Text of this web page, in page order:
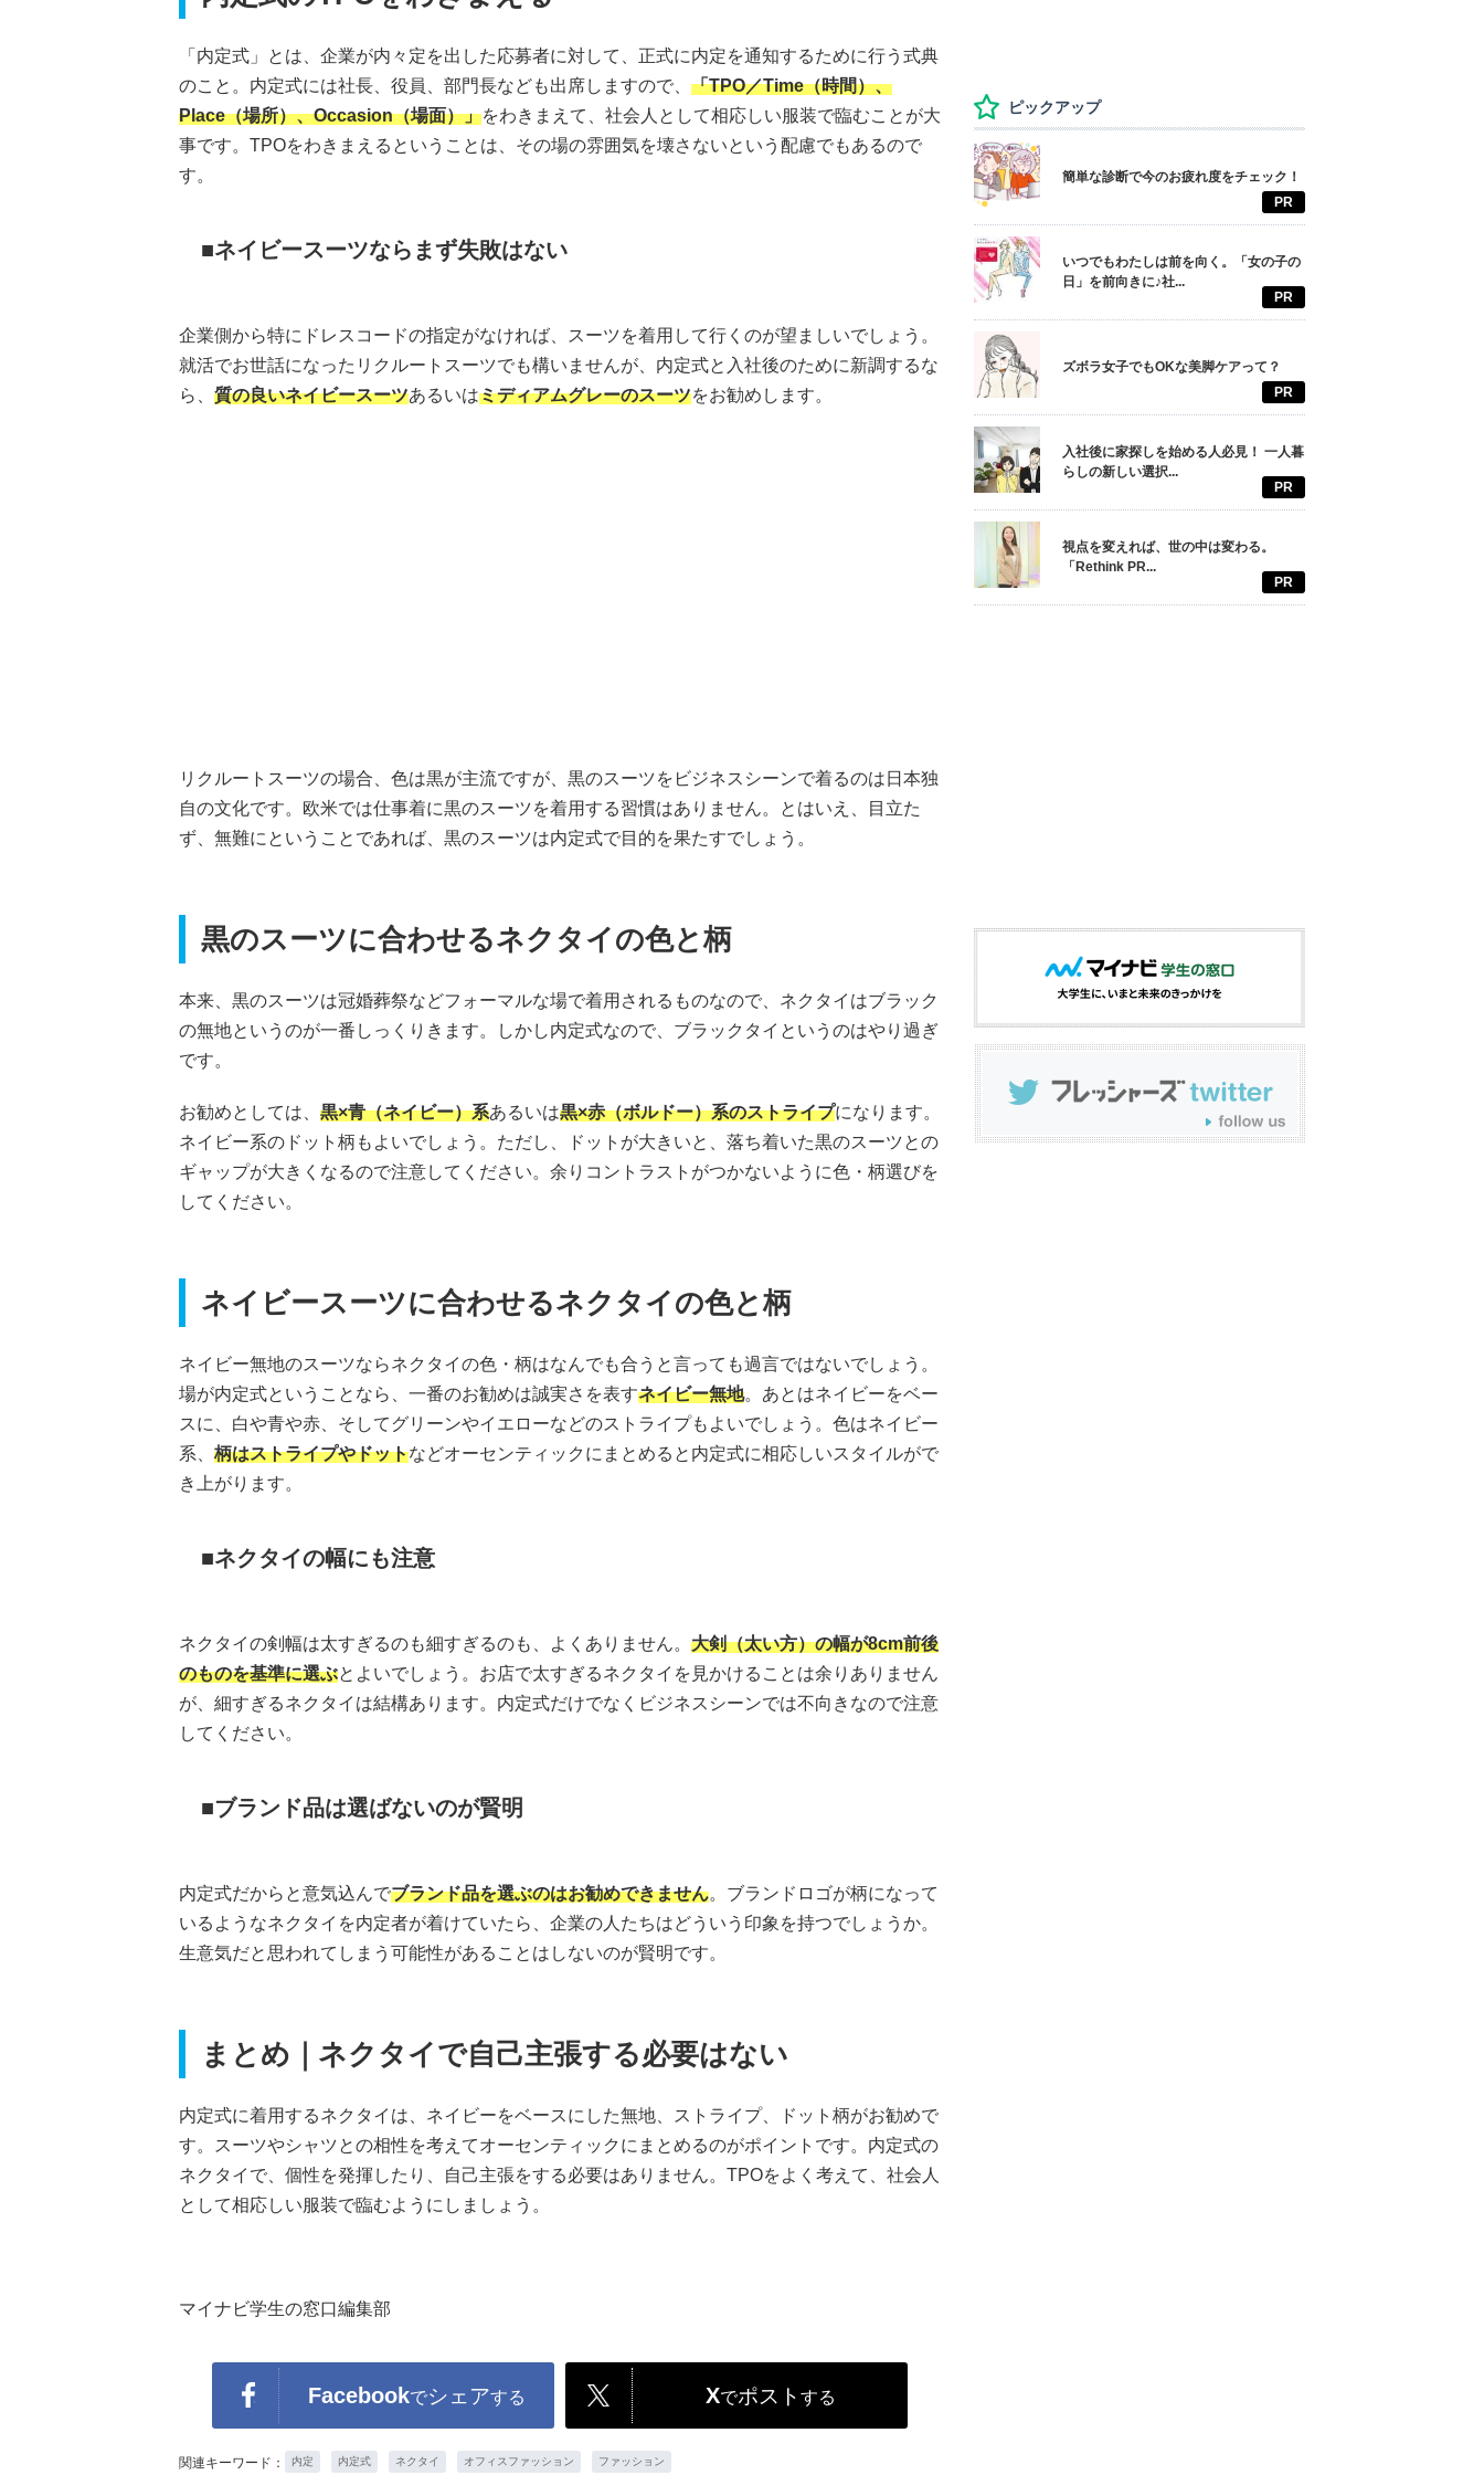
「内定式」とは、企業が内々定を出した応募者に対して、正式に内定を通知するために行う式典
のこと。内定式には社長、役員、部門長なども出席しますので、 「TPO／Time（時間）、
Place（場所）、Occasion（場面）」をわきまえて、社会人として相応しい服装で臨むことが大
事です。TPOをわきまえるということは、その場の雰囲気を壊さないという配慮でもあるので
す。
ネイビースーツならまず失敗はない
企業側から特にドレスコードの指定がなければ、スーツを着用して行くのが望ましいでしょう。
就活でお世話になったリクルートスーツでも構いませんが、内定式と入社後のために新調するな
ら、 質の良いネイビースーツあるいはミディアムグレーのスーツをお勧めします。
リクルートスーツの場合、色は黒が主流ですが、黒のスーツをビジネスシーンで着るのは日本独
自の文化です。欧米では仕事着に黒のスーツを着用する習慣はありません。とはいえ、目立た
ず、無難にということであれば、黒のスーツは内定式で目的を果たすでしょう。
黒のスーツに合わせるネクタイの色と柄
本来、黒のスーツは冠婚葬祭などフォーマルな場で着用されるものなので、ネクタイはブラック
の無地というのが一番しっくりきます。しかし内定式なので、ブラックタイというのはやり過ぎ
です。
お勧めとしては、 黒×青（ネイビー）系あるいは黒×赤（ボルドー）系のストライプになります。
ネイビー系のドット柄もよいでしょう。ただし、ドットが大きいと、落ち着いた黒のスーツとの
ギャップが大きくなるので注意してください。余りコントラストがつかないように色・柄選びを
してください。
ネイビースーツに合わせるネクタイの色と柄
ネイビー無地のスーツならネクタイの色・柄はなんでも合うと言っても過言ではないでしょう。
場が内定式ということなら、一番のお勧めは誠実さを表すネイビー無地。あとはネイビーをベー
スに、白や青や赤、そしてグリーンやイエローなどのストライプもよいでしょう。色はネイビー
系、 柄はストライプやドットなどオーセンティックにまとめると内定式に相応しいスタイルがで
き上がります。
ネクタイの幅にも注意
ネクタイの剣幅は太すぎるのも細すぎるのも、よくありません。 大剣（太い方）の幅が8cm前後
のものを基準に選ぶとよいでしょう。お店で太すぎるネクタイを見かけることは余りありません
が、細すぎるネクタイは結構あります。内定式だけでなくビジネスシーンでは不向きなので注意
してください。
ブランド品は選ばないのが賢明
内定式だからと意気込んでブランド品を選ぶのはお勧めできません。ブランドロゴが柄になって
いるようなネクタイを内定者が着けていたら、企業の人たちはどういう印象を持つでしょうか。
生意気だと思われてしまう可能性があることはしないのが賢明です。
まとめ｜ネクタイで自己主張する必要はない
内定式に着用するネクタイは、ネイビーをベースにした無地、ストライプ、ドット柄がお勧めで
す。スーツやシャツとの相性を考えてオーセンティックにまとめるのがポイントです。内定式の
ネクタイで、個性を発揮したり、自己主張をする必要はありません。TPOをよく考えて、社会人
として相応しい服装で臨むようにしましょう。
マイナビ学生の窓口編集部
Facebookでシェアする Xでポスト する
関連キーワード： 内定 内定式 ネクタイ オフィスファッション ファッション
ピックアップ
簡単な診断で今のお疲れ度をチェック！
PR
いつでもわたしは前を向く。「女の子の
日」を前向きに♪社...
PR
ズボラ女子でもOKな美脚ケアって？
PR
入社後に家探しを始める人必見！ 一人暮
らしの新しい選択...
PR
視点を変えれば、世の中は変わる。
「Rethink PR...
PR